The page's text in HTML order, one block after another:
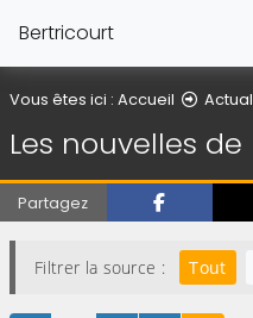
Bertricourt
Vous êtes ici : Accueil
Les nouvelles
Partagez
Filtrer la source : Tout